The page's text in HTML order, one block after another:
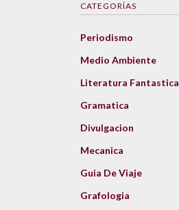
CATEGORÍAS
Periodismo
Medio Ambiente
Literatura Fantastica
Gramatica
Divulgacion
Mecanica
Guia De Viaje
Grafologia